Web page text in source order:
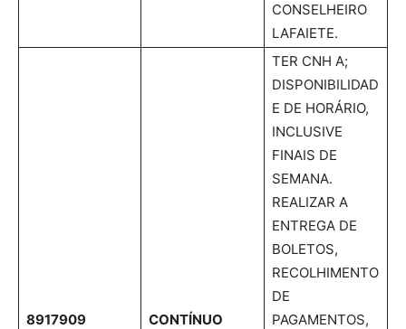
CONSELHEIRO
LAFAIETE.
8917909 CONTÍNUO
TER CNH A;
DISPONIBILIDAD
E DE HORÁRIO,
INCLUSIVE
FINAIS DE
SEMANA.
REALIZAR A
ENTREGA DE
BOLETOS,
RECOLHIMENTO
DE
PAGAMENTOS,